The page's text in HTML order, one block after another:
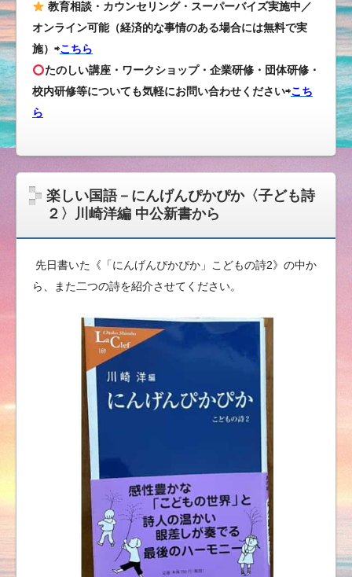
教育相談・カウンセリング・スーパーバイズ実施中／
オンライン可能（経済的な事情のある場合には無料で実
施）⇨こちら
たのしい講座・ワークショップ・企業研修・団体研修・
校内研修等についても気軽にお問い合わせください⇨こち
ら
楽しい国語－にんげんぴかぴか〈子ども詩
２〉川崎洋編 中公新書から
先日書いた《「にんげんぴかぴか」こどもの詩2》の中か
ら、また二つの詩を紹介させてください。